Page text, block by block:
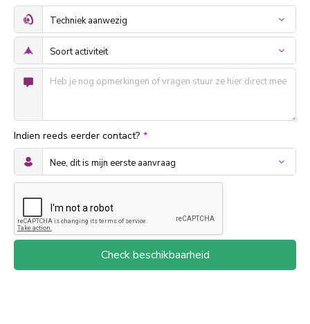
Indien reeds eerder contact? *
Check beschikbaarheid